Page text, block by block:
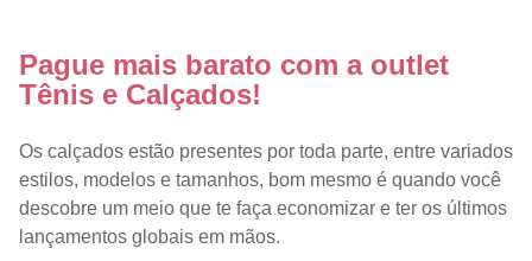
Pague mais barato com a outlet
Tênis e Calçados!
Os calçados estão presentes por toda parte, entre variados
estilos, modelos e tamanhos, bom mesmo é quando você
descobre um meio que te faça economizar e ter os últimos
lançamentos globais em mãos.